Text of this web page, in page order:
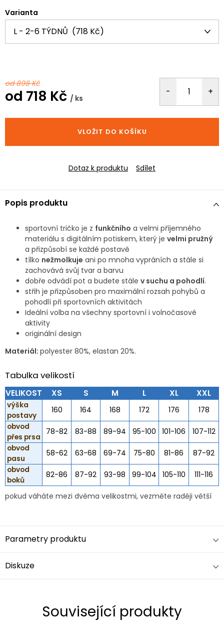
Varianta
od 898 Kč
od 718 Kč / ks
cena:
VLOŽIT DO KOŠÍKU
Dotaz k produktu Sdílet
Popis produktu
sportovní tričko je z funkčního a velmi příjemného
materiálu s digitálním potiskem, který je velmi pružný
a přizpůsobí se každé postavě
tílko nežmolkuje ani po mnoha vypráních a stále si
zachovává svůj tvar a barvu
dobře odvádí pot a budete stále v suchu a pohodlí.
střih je přizpůsoben pro maximální rozsah pohybů a
pohodlí při sportovních aktivitách
Ideální volba na všechny sportovní i volnočasové
aktivity
originální design
Materiál: polyester 80%, elastan 20%.
Tabulka velikostí
VELIKOST XS S M L XL XXL
výška
postavy
160 164 168 172 176
178
obvod
přes prsa
78-82 83-88 89-94 95-100 101-106
107-112
obvod
pasu
58-62 63-68 69-74 75-80 81-86
87-92
obvod
boků
82-86 87-92 93-98 99-104 105-110 111-116
pokud váháte mezi dvěma velikostmi, vezměte raději větší
Parametry produktu
Diskuze
Související produkty